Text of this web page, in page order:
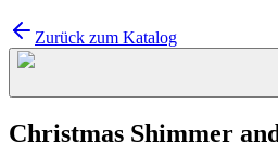
Zurück zum Katalog
Christmas Shimmer